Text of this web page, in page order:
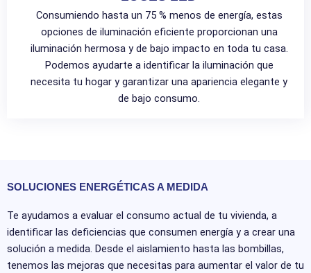
Consumiendo hasta un 75 % menos de energía, estas
opciones de iluminación eficiente proporcionan una
iluminación hermosa y de bajo impacto en toda tu casa.
Podemos ayudarte a identificar la iluminación que
necesita tu hogar y garantizar una apariencia elegante y
de bajo consumo.
SOLUCIONES ENERGÉTICAS A MEDIDA
Te ayudamos a evaluar el consumo actual de tu vivienda, a
identificar las deficiencias que consumen energía y a crear una
solución a medida. Desde el aislamiento hasta las bombillas,
tenemos las mejoras que necesitas para aumentar el valor de tu